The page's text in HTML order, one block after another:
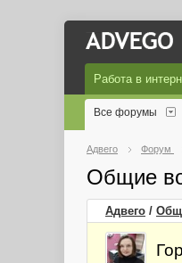
Работа в
Все форумы
Адвего Форум
Общие
Адвего /